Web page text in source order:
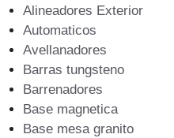
Alineadores Exterior
Automaticos
Avellanadores
Barras tungsteno
Barrenadores
Base magnetica
Base mesa granito